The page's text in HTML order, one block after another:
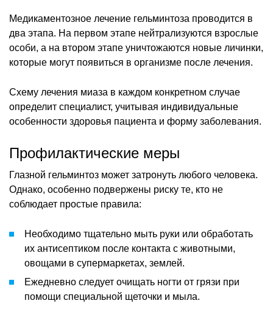
Медикаментозное лечение гельминтоза проводится в
два этапа. На первом этапе нейтрализуются взрослые
особи, а на втором этапе уничтожаются новые личинки,
которые могут появиться в организме после лечения.
Схему лечения миаза в каждом конкретном случае
определит специалист, учитывая индивидуальные
особенности здоровья пациента и форму заболевания.
Профилактические меры
Глазной гельминтоз может затронуть любого человека.
Однако, особенно подвержены риску те, кто не
соблюдает простые правила:
Необходимо тщательно мыть руки или обработать
их антисептиком после контакта с животными,
овощами в супермаркетах, землей.
Ежедневно следует очищать ногти от грязи при
помощи специальной щеточки и мыла.